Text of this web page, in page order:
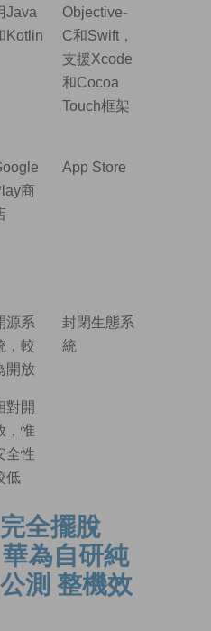
Java
Kotlin
Objective-
C和Swift，
支援Xcode
和Cocoa
Touch框架
商
App Store
源系
，較
開放
封閉生態系
統
對開
，惟
全性
低
完全擺脫
為自研純
測 整機效